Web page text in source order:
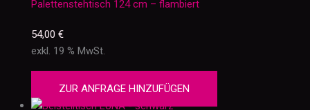
Palettenstehtisch 124 cm – flambiert
54,00 €
exkl. 19 % MwSt.
ZUR ANFRAGE HINZUFÜGEN